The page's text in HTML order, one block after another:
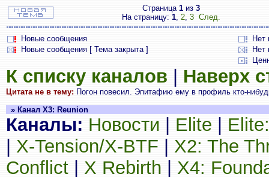
Страница 1 из 3
На страницу: 1, 2, 3 След.
Новые сообщения
Нет
Новые сообщения [ Тема закрыта ]
Нет
К списку каналов Наверх
Цитата не в тему: Погон повесил. Эпитафию ему в профиль кто-
» Канал X3: Reunion
Каналы: Новости Elite
X-Tension/X-BTF
X2: The
Conflict
X Rebirth
X4: